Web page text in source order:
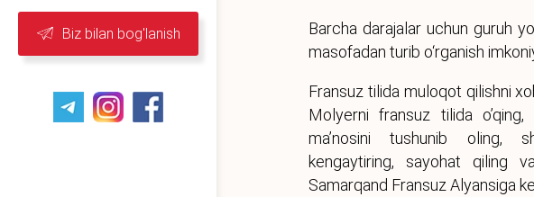
Biz bilan bog'lanish
Barcha darajalar uchun guruh
masofadan turib o‘rganish
Fransuz tilida muloqot qilishni
Molyerni fransuz tilida o’qing,
ma’nosini tushunib oling,
kengaytiring, sayohat qiling
Samarqand Fransuz Alyansiga